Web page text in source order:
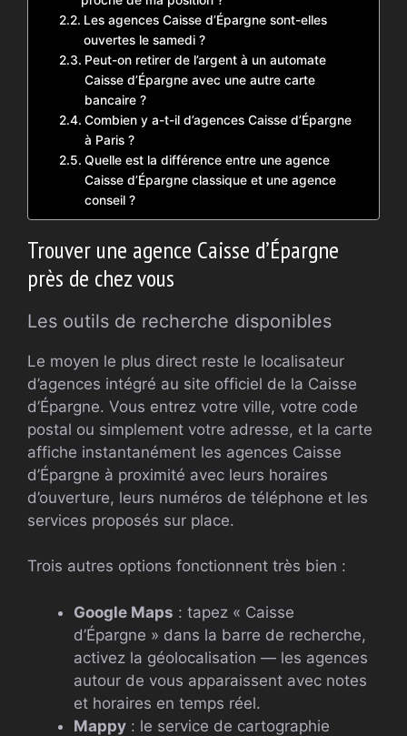
Les agences Caisse d’Épargne sont-elles
ouvertes le samedi ?
Peut-on retirer de l’argent à un automate
Caisse d’Épargne avec une autre carte
bancaire ?
Combien y a-t-il d’agences Caisse d’Épargne
à Paris ?
Quelle est la différence entre une agence
Caisse d’Épargne classique et une agence
conseil ?
Trouver une agence Caisse d’Épargne
près de chez vous
Les outils de recherche disponibles
Le moyen le plus direct reste le localisateur
d’agences intégré au site officiel de la Caisse
d’Épargne. Vous entrez votre ville, votre code
postal ou simplement votre adresse, et la carte
affiche instantanément les agences Caisse
d’Épargne à proximité avec leurs horaires
d’ouverture, leurs numéros de téléphone et les
services proposés sur place.
Trois autres options fonctionnent très bien :
Google Maps : tapez « Caisse
d’Épargne » dans la barre de recherche,
activez la géolocalisation — les agences
autour de vous apparaissent avec notes
et horaires en temps réel.
Mappy : le service de cartographie